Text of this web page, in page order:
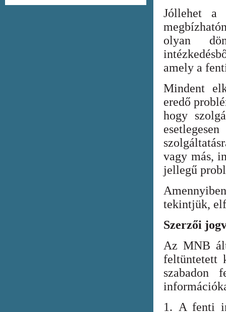
Jóllehet a
olyan
amely a
Mindent
eredő
hogy
vagy más,
jellegű
tekintjük,
Szerzői
Az MNB
feltüntetett
szabadon
1. A fenti